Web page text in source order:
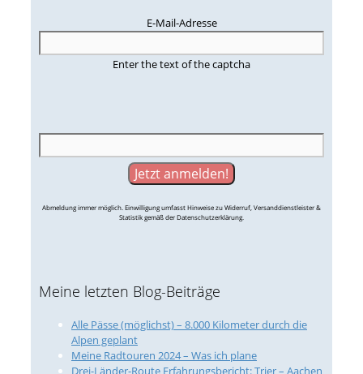
E-Mail-Adresse
Enter the text of the captcha
Abmeldung immer möglich. Einwilligung umfasst Hinweise zu Widerruf, Versanddienstleister &
Statistik gemäß der Datenschutzerklärung.
Meine letzten Blog-Beiträge
Alle Pässe (möglichst) – 8.000 Kilometer durch die
Alpen geplant
Meine Radtouren 2024 – Was ich plane